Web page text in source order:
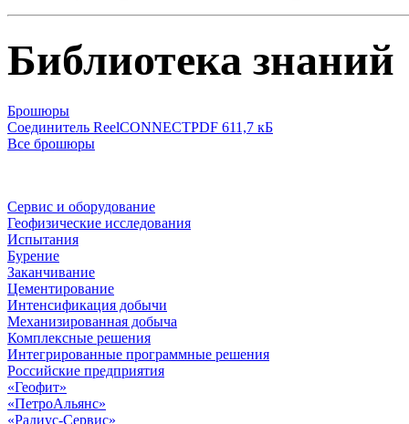
Библиотека знаний
Брошюры
Соединитель ReelCONNECTPDF 611,7 кБ
Все брошюры
Сервис и оборудование
Геофизические исследования
Испытания
Бурение
Заканчивание
Цементирование
Интенсификация добычи
Механизированная добыча
Комплексные решения
Интегрированные программные решения
Российские предприятия
«Геофит»
«ПетроАльянс»
«Радиус-Сервис»